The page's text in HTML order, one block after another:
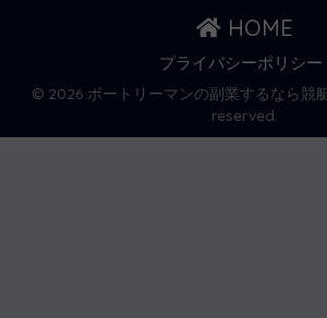
HOME
プライバシーポリシー
© 2026 ボートリーマンの副業するなら競
reserved.